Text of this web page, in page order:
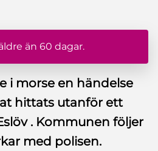
än 60 dagar.
i morse en händelse
hittats utanför ett
. Kommunen följer
med polisen.